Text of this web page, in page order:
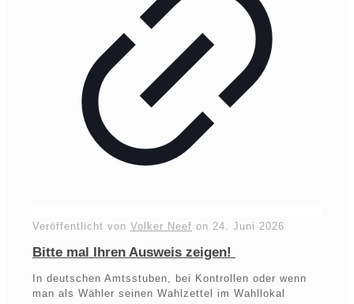
Veröffentlicht von Volker Neef on 24. Juni 2026
Bitte mal Ihren Ausweis zeigen!
In deutschen Amtsstuben, bei Kontrollen oder wenn
man als Wähler seinen Wahlzettel im Wahllokal